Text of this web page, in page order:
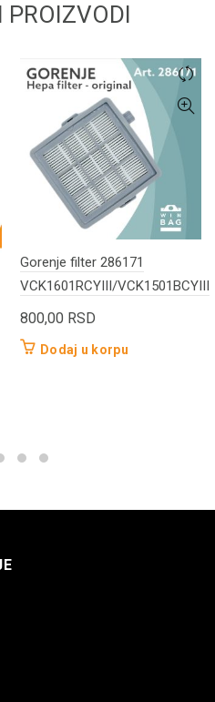
PROIZVODI
Gorenje filter 286171
VCK1601RCYIII/VCK1501BCYIII
800,00 RSD
Dodaj u korpu